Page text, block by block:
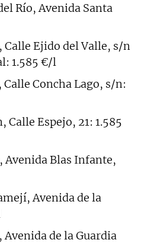
Río, Avenida Santa
Calle Ejido del Valle, s/n
1.585 €/l
Calle Concha Lago, s/n:
Calle Espejo, 21: 1.585
Avenida Blas Infante,
Avenida de la
Avenida de la Guardia